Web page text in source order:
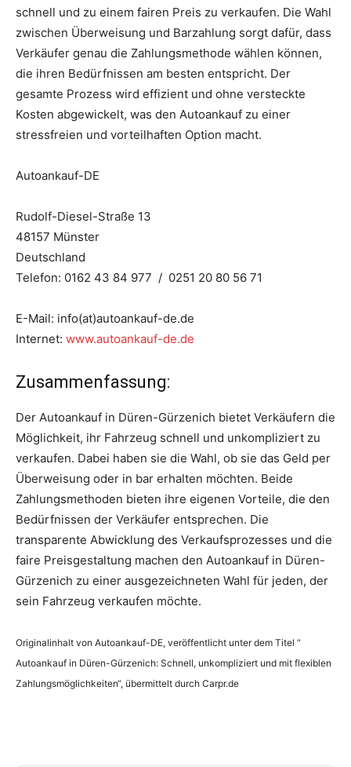
schnell und zu einem fairen Preis zu verkaufen. Die Wahl
zwischen Überweisung und Barzahlung sorgt dafür, dass
Verkäufer genau die Zahlungsmethode wählen können,
die ihren Bedürfnissen am besten entspricht. Der
gesamte Prozess wird effizient und ohne versteckte
Kosten abgewickelt, was den Autoankauf zu einer
stressfreien und vorteilhaften Option macht.
Autoankauf-DE
Rudolf-Diesel-Straße 13
48157 Münster
Deutschland
Telefon: 0162 43 84 977 / 0251 20 80 56 71
E-Mail: info(at)autoankauf-de.de
Internet: www.autoankauf-de.de
Zusammenfassung:
Der Autoankauf in Düren-Gürzenich bietet Verkäufern die
Möglichkeit, ihr Fahrzeug schnell und unkompliziert zu
verkaufen. Dabei haben sie die Wahl, ob sie das Geld per
Überweisung oder in bar erhalten möchten. Beide
Zahlungsmethoden bieten ihre eigenen Vorteile, die den
Bedürfnissen der Verkäufer entsprechen. Die
transparente Abwicklung des Verkaufsprozesses und die
faire Preisgestaltung machen den Autoankauf in Düren-
Gürzenich zu einer ausgezeichneten Wahl für jeden, der
sein Fahrzeug verkaufen möchte.
Originalinhalt von Autoankauf-DE, veröffentlicht unter dem Titel “
Autoankauf in Düren-Gürzenich: Schnell, unkompliziert und mit flexiblen
Zahlungsmöglichkeiten“, übermittelt durch Carpr.de